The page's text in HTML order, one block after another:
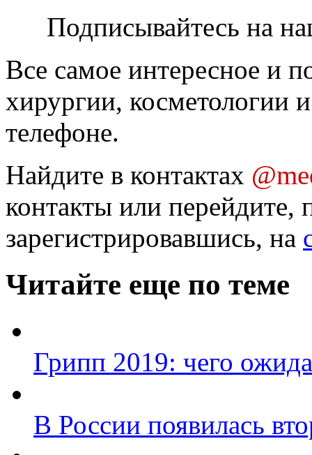
Подписывайтесь на
Все самое интересное и
хирургии, косметологии
телефоне.
Найдите в контактах
контакты или перейдите,
зарегистрировавшись, на
Читайте еще по теме
Грипп 2019: чего
В России появилась